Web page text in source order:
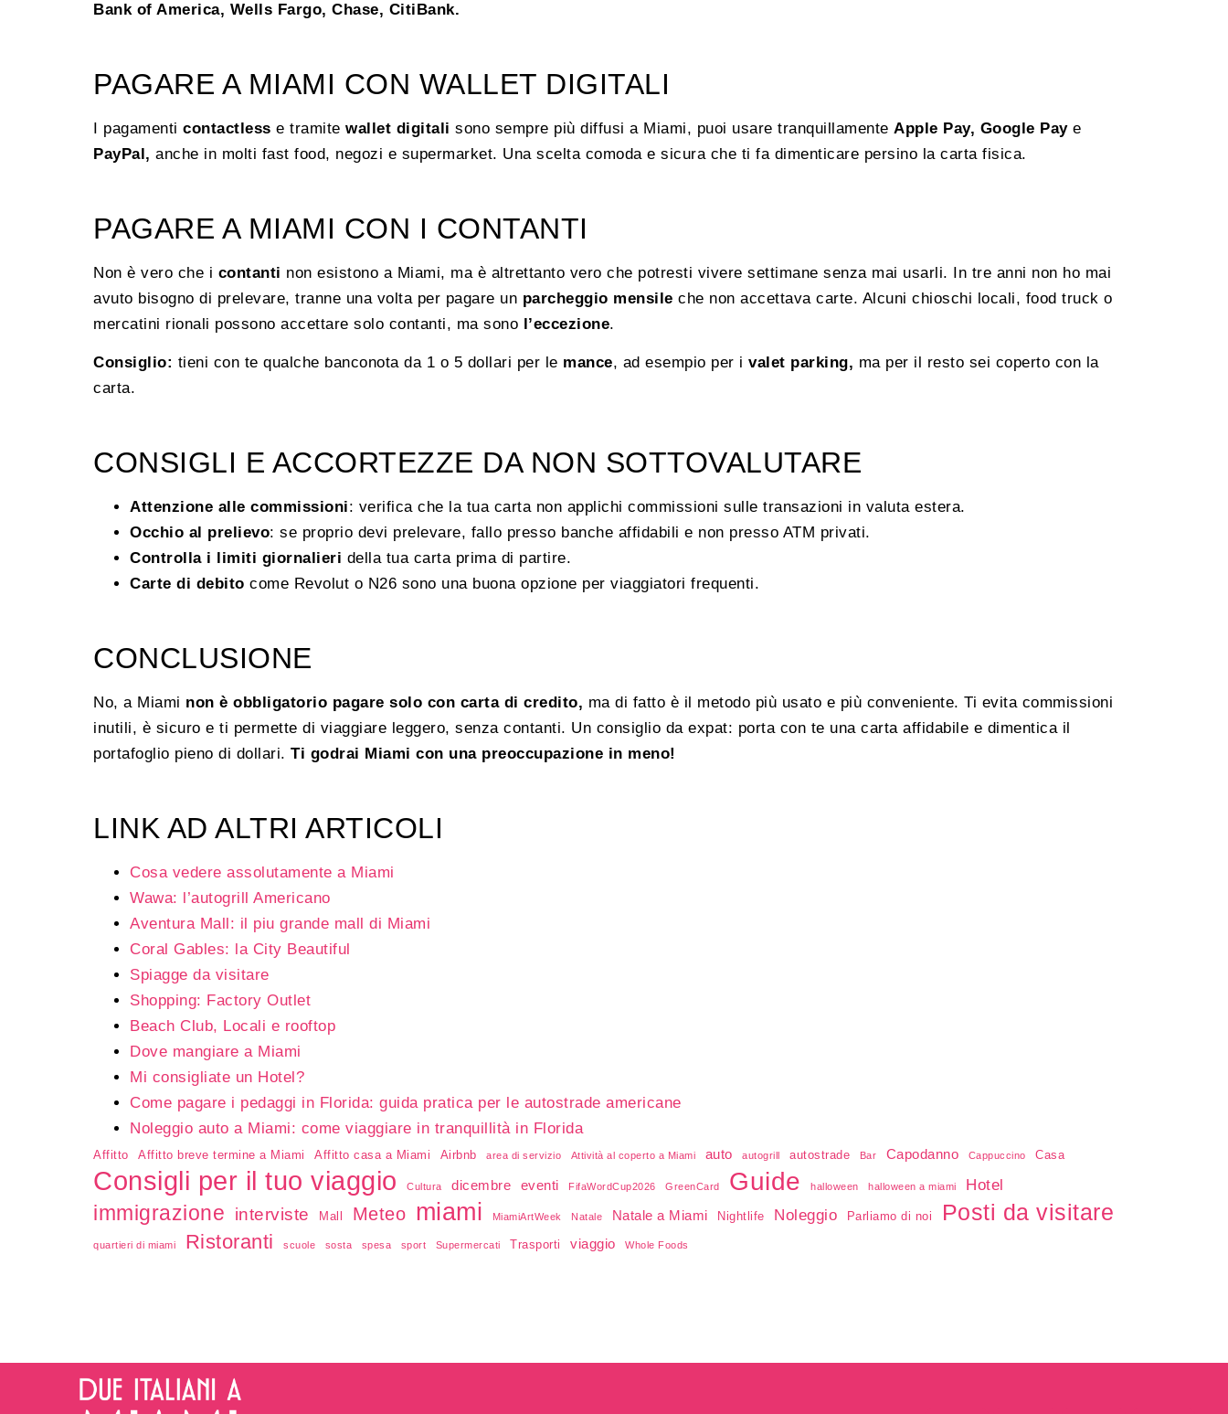
Bank of America, Wells Fargo, Chase, CitiBank.
PAGARE A MIAMI CON WALLET DIGITALI
I pagamenti contactless e tramite wallet digitali sono sempre più diffusi a Miami, puoi usare tranquillamente Apple Pay, Google Pay e
PayPal, anche in molti fast food, negozi e supermarket. Una scelta comoda e sicura che ti fa dimenticare persino la carta fisica.
PAGARE A MIAMI CON I CONTANTI
Non è vero che i contanti non esistono a Miami, ma è altrettanto vero che potresti vivere settimane senza mai usarli. In tre anni non ho mai
avuto bisogno di prelevare, tranne una volta per pagare un parcheggio mensile che non accettava carte. Alcuni chioschi locali, food truck o
mercatini rionali possono accettare solo contanti, ma sono l’eccezione.
Consiglio: tieni con te qualche banconota da 1 o 5 dollari per le mance, ad esempio per i valet parking, ma per il resto sei coperto con la
carta.
CONSIGLI E ACCORTEZZE DA NON SOTTOVALUTARE
Attenzione alle commissioni: verifica che la tua carta non applichi commissioni sulle transazioni in valuta estera.
Occhio al prelievo: se proprio devi prelevare, fallo presso banche affidabili e non presso ATM privati.
Controlla i limiti giornalieri della tua carta prima di partire.
Carte di debito come Revolut o N26 sono una buona opzione per viaggiatori frequenti.
CONCLUSIONE
No, a Miami non è obbligatorio pagare solo con carta di credito, ma di fatto è il metodo più usato e più conveniente. Ti evita commissioni
inutili, è sicuro e ti permette di viaggiare leggero, senza contanti. Un consiglio da expat: porta con te una carta affidabile e dimentica il
portafoglio pieno di dollari. Ti godrai Miami con una preoccupazione in meno!
LINK AD ALTRI ARTICOLI
Cosa vedere assolutamente a Miami
Wawa: l’autogrill Americano
Aventura Mall: il piu grande mall di Miami
Coral Gables: la City Beautiful
Spiagge da visitare
Shopping: Factory Outlet
Beach Club, Locali e rooftop
Dove mangiare a Miami
Mi consigliate un Hotel?
Come pagare i pedaggi in Florida: guida pratica per le autostrade americane
Noleggio auto a Miami: come viaggiare in tranquillità in Florida
Affitto Affitto breve termine a Miami Affitto casa a Miami Airbnb area di servizio Attività al coperto a Miami auto autogrill autostrade Bar Capodanno Cappuccino Casa
Consigli per il tuo viaggio Cultura dicembre eventi FifaWordCup2026 GreenCard Guide halloween halloween a miami Hotel
immigrazione interviste Mall Meteo miami MiamiArtWeek Natale Natale a Miami Nightlife Noleggio Parliamo di noi Posti da visitare
quartieri di miami Ristoranti scuole sosta spesa sport Supermercati Trasporti viaggio Whole Foods